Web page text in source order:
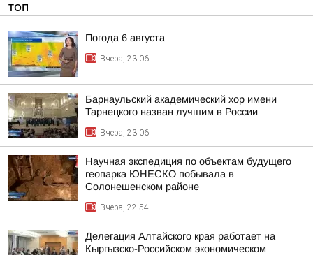
ТОП
Погода 6 августа
Вчера, 23:06
Барнаульский академический хор имени
Тарнецкого назван лучшим в России
Вчера, 23:06
Научная экспедиция по объектам будущего
геопарка ЮНЕСКО побывала в
Солонешенском районе
Вчера, 22:54
Делегация Алтайского края работает на
Кыргызско-Российском экономическом